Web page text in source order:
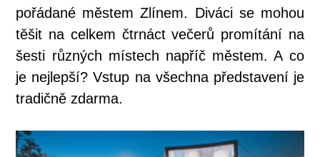
pořádané městem Zlínem. Diváci se mohou
těšit na celkem čtrnáct večerů promítání na
šesti různých místech napříč městem. A co
je nejlepší? Vstup na všechna představení je
tradičně zdarma.